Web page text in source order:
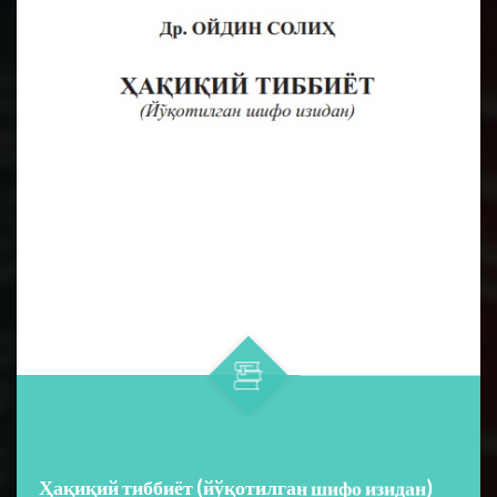
Ҳақиқий тиббиёт (йўқотилган шифо изидан)